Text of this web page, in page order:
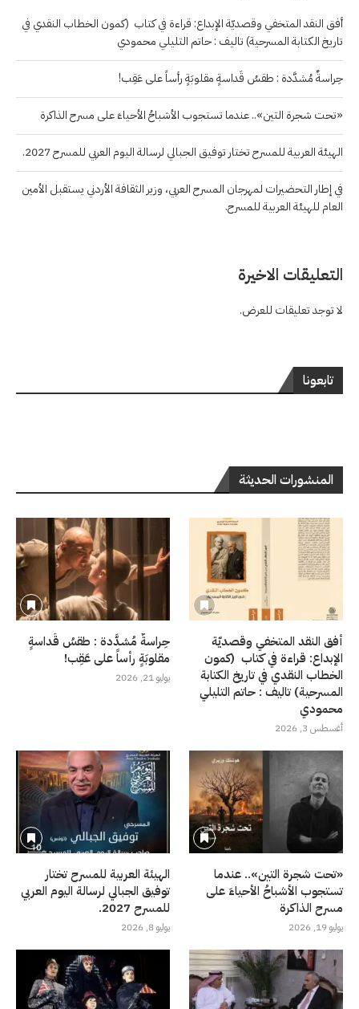
أفق النقد المتخفي وقصديّة الإبداع: قراءة في كتاب (كمون الخطاب النقدي في
تاريخ الكتابة المسرحية) تاليف : حاتم التليلي محمودي
حِراسةٌ مُشدَّدة : طقسُ قَداسةٍ مقلوبَةٍ رأساً على عَقِب!
«تحت شجرة التين».. عندما تستجوب الأشباحُ الأحياءَ على مسرح الذاكرة
الهيئة العربية للمسرح تختار توفيق الجبالي لرسالة اليوم العربي للمسرح 2027.
في إطار التحضيرات لمهرجان المسرح العربي، وزير الثقافة الأردني يستقبل الأمين
العام للهيئة العربية للمسرح.
التعليقات الاخيرة
لا توجد تعليقات للعرض.
تابعونا
المنشورات الحديثة
أفق النقد المتخفي وقصديّة
الإبداع: قراءة في كتاب (كمون
الخطاب النقدي في تاريخ الكتابة
المسرحية) تاليف : حاتم التليلي
محمودي
أغسطس 3, 2026
حِراسةٌ مُشدَّدة : طقسُ قَداسةٍ
مقلوبَةٍ رأساً على عَقِب!
يوليو 21, 2026
«تحت شجرة التين».. عندما
تستجوب الأشباحُ الأحياءَ على
مسرح الذاكرة
يوليو 19, 2026
الهيئة العربية للمسرح تختار
توفيق الجبالي لرسالة اليوم العربي
للمسرح 2027.
يوليو 8, 2026